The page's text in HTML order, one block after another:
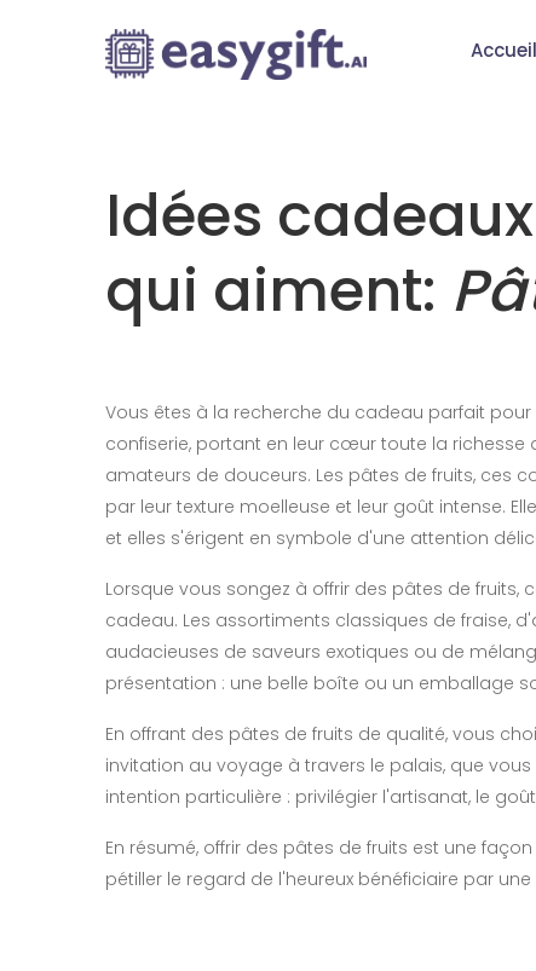
Accueil
Idées
qui aiment:
Vous êtes à la recherche du cadeau parfait
confiserie, portant en leur cœur toute la
amateurs de douceurs. Les pâtes de fruits, ces
par leur texture moelleuse et leur goût intense.
et elles s'érigent en symbole d'une attention
Lorsque vous songez à offrir des pâtes de
cadeau. Les assortiments classiques de fraise,
audacieuses de saveurs exotiques ou de
présentation : une belle boîte ou un emballage
En offrant des pâtes de fruits de qualité, vous
invitation au voyage à travers le palais, que
intention particulière : privilégier l'artisanat, le
En résumé, offrir des pâtes de fruits est une
pétiller le regard de l'heureux bénéficiaire par